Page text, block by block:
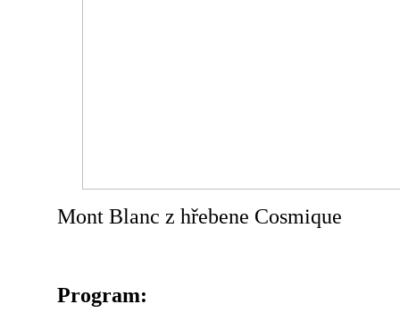
Mont Blanc z hřebene Cosmique
Program: